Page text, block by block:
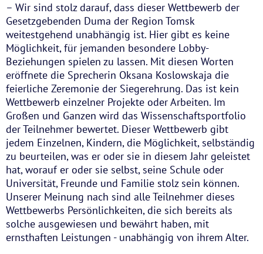
– Wir sind stolz darauf, dass dieser Wettbewerb der
Gesetzgebenden Duma der Region Tomsk
weitestgehend unabhängig ist. Hier gibt es keine
Möglichkeit, für jemanden besondere Lobby-
Beziehungen spielen zu lassen. Mit diesen Worten
eröffnete die Sprecherin Oksana Koslowskaja die
feierliche Zeremonie der Siegerehrung. Das ist kein
Wettbewerb einzelner Projekte oder Arbeiten. Im
Großen und Ganzen wird das Wissenschaftsportfolio
der Teilnehmer bewertet. Dieser Wettbewerb gibt
jedem Einzelnen, Kindern, die Möglichkeit, selbständig
zu beurteilen, was er oder sie in diesem Jahr geleistet
hat, worauf er oder sie selbst, seine Schule oder
Universität, Freunde und Familie stolz sein können.
Unserer Meinung nach sind alle Teilnehmer dieses
Wettbewerbs Persönlichkeiten, die sich bereits als
solche ausgewiesen und bewährt haben, mit
ernsthaften Leistungen - unabhängig von ihrem Alter.